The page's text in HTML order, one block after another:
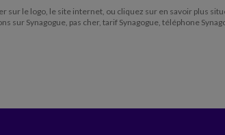
le logo, le site internet, ou cliquez sur en savoir plus
sur Synagogue, pas cher, tarif Synagogue, téléphone